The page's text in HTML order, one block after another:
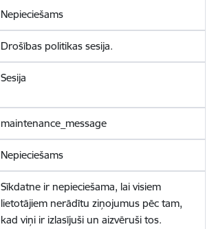
Nepieciešams
Drošības politikas sesija.
Sesija
maintenance_message
Nepieciešams
Sīkdatne ir nepieciešama, lai visiem
lietotājiem nerādītu ziņojumus pēc tam,
kad viņi ir izlasījuši un aizvēruši tos.